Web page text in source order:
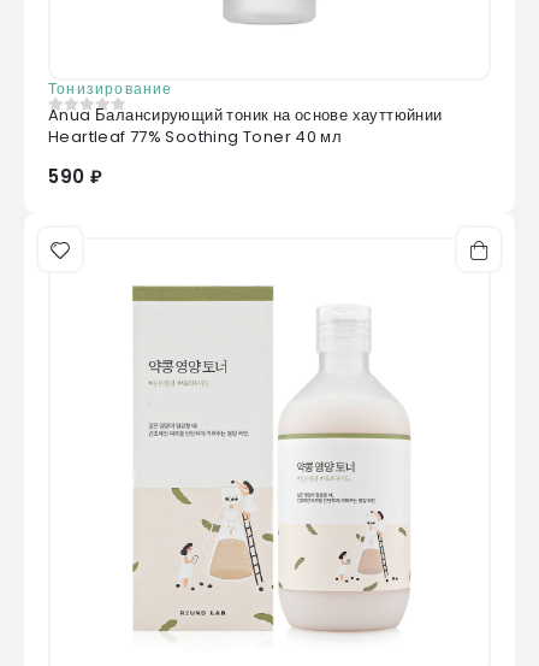
Тонизирование
0из 5
Anua Балансирующий тоник на основе хауттюйнии
Heartleaf 77% Soothing Toner 40 мл
590 ₽